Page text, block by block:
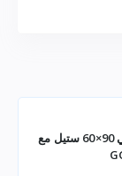
بوتجاز بيكو 5 شعلات تركي 90×60 ستيل مع